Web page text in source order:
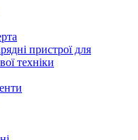
пристрої для
техніки